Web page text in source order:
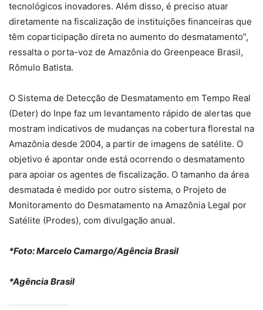
tecnológicos inovadores. Além disso, é preciso atuar
diretamente na fiscalização de instituições financeiras que
têm coparticipação direta no aumento do desmatamento”,
ressalta o porta-voz de Amazônia do Greenpeace Brasil,
Rômulo Batista.
O Sistema de Detecção de Desmatamento em Tempo Real
(Deter) do Inpe faz um levantamento rápido de alertas que
mostram indicativos de mudanças na cobertura florestal na
Amazônia desde 2004, a partir de imagens de satélite. O
objetivo é apontar onde está ocorrendo o desmatamento
para apoiar os agentes de fiscalização. O tamanho da área
desmatada é medido por outro sistema, o Projeto de
Monitoramento do Desmatamento na Amazônia Legal por
Satélite (Prodes), com divulgação anual.
*Foto: Marcelo Camargo/Agência Brasil
*Agência Brasil